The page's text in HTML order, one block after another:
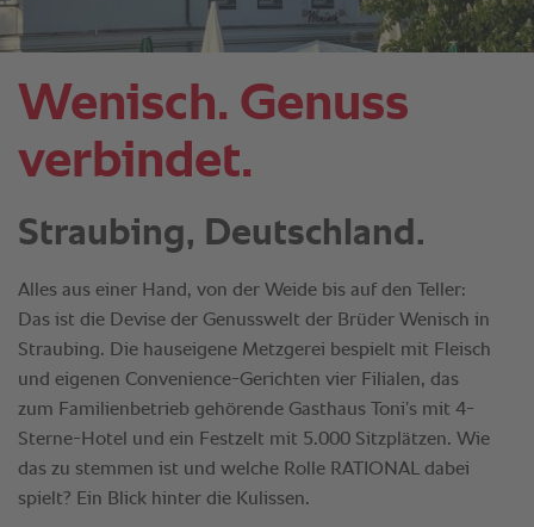
Wenisch. Genuss
verbindet.
Straubing, Deutschland.
Alles aus einer Hand, von der Weide bis auf den Teller:
Das ist die Devise der Genusswelt der Brüder Wenisch in
Straubing. Die hauseigene Metzgerei bespielt mit Fleisch
und eigenen Convenience-Gerichten vier Filialen, das
zum Familienbetrieb gehörende Gasthaus Toni’s mit 4-
Sterne-Hotel und ein Festzelt mit 5.000 Sitzplätzen. Wie
das zu stemmen ist und welche Rolle RATIONAL dabei
spielt? Ein Blick hinter die Kulissen.